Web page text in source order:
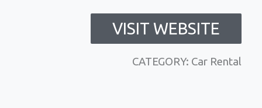
VISIT WEBSITE
CATEGORY: Car Rental